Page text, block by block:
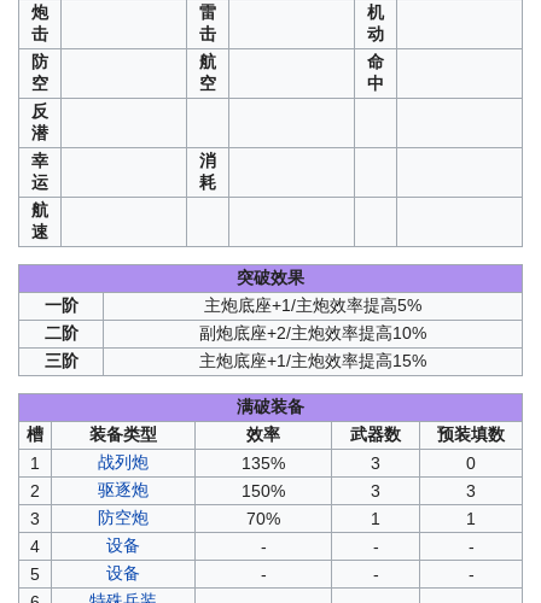
炮
击
雷
击
机
动
防
空
航
空
命
中
反
潜
幸
运
消
耗
航
速
突破效果
一阶
主炮底座+1/主炮效率提高5%
二阶
副炮底座+2/主炮效率提高10%
三阶
主炮底座+1/主炮效率提高15%
满破装备
槽
装备类型 效率 武器数
预装填数
1
战列炮 135% 3
0
2
驱逐炮 150% 3
3
3
防空炮 70% 1
1
4
设备 - -
-
5
设备 - -
-